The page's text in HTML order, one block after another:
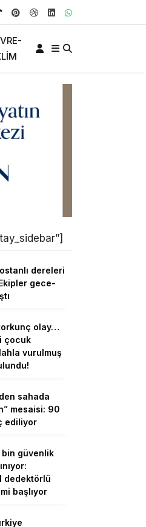
dereleri
gece-
olay…
çocuk
vurulmuş
sahada
mesaisi: 90
ediliyor
güvenlik
dedektörlü
başlıyor